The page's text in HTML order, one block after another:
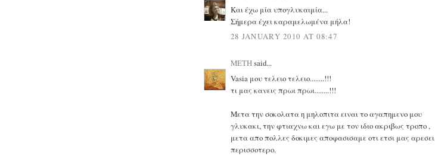
Και έχω μία υπογλυκαιμία...
Σήμερα έχει καραμελωμένα μήλα!
28 JANUARY 2010 AT 08:47
ΜΕΤΗsaid...
Vasia μου τελειο τελειο........!!!
τι μας κανεις πρωι πρωι........!!!
Μετα την σοκολατα η μηλοπιτα ειναι το αγαπημενο μου
γλυκακι, την φτιαχνω και εγω με τον ιδιο ακριβως τροπο ,
μετα απο πολλες δοκιμες αποφασισαμε οτι ετσι μας αρεσει
περισσοτερο.